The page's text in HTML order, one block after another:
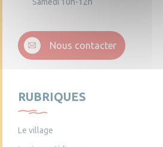
Nous contacter
RUBRIQUES
Le village